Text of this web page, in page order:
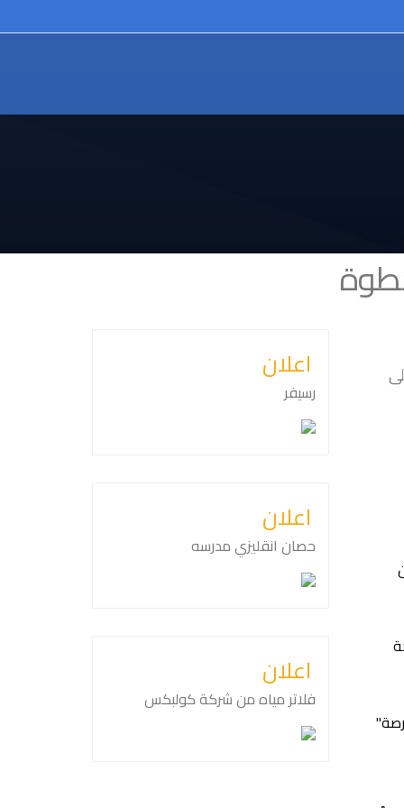
اعلان
رسيفر
اعلان
حصان انقليزي مدرسه
اعلان
فلاتر مياه من شركة كولبكس